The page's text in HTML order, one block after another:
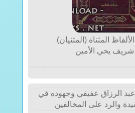
المثناة (المثنيان)
شريف يحي الأمين